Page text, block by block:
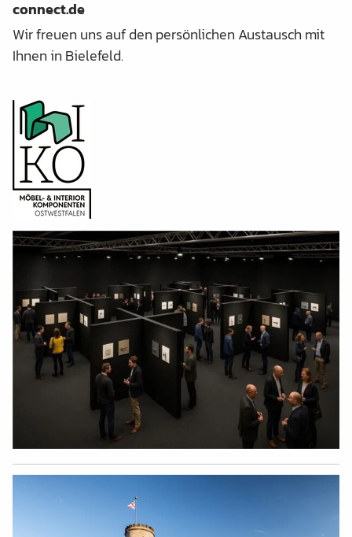
connect.de
Wir freuen uns auf den persönlichen Austausch mit
Ihnen in Bielefeld.